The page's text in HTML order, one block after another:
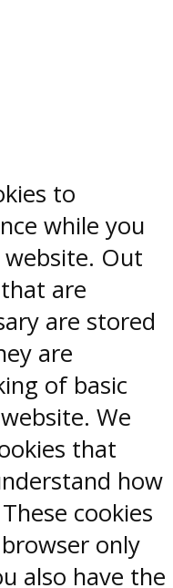
to
while you
Out
are
are stored
are
of basic
We
that
how
cookies
only
also have the